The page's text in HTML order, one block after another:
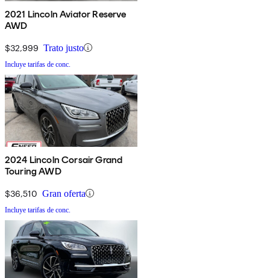
2021 Lincoln Aviator Reserve
AWD
$32,999 Trato justo
Incluye tarifas de conc.
2024 Lincoln Corsair Grand
Touring AWD
$36,510 Gran oferta
Incluye tarifas de conc.